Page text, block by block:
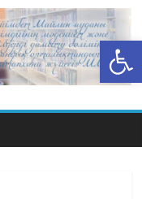
Open toolbar